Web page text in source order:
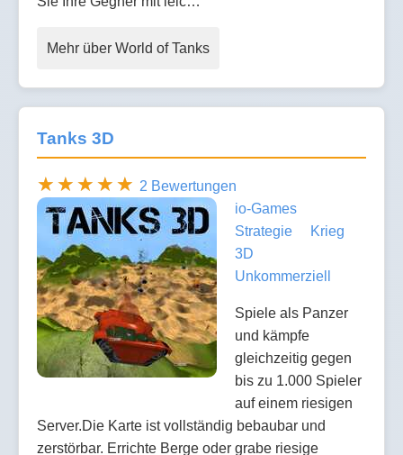
Mehr über World of Tanks
Tanks 3D
2 Bewertungen
io-Games
Strategie
Krieg
3D
Unkommerziell
Spiele als Panzer
und kämpfe
gleichzeitig gegen
bis zu 1.000 Spieler
auf einem riesigen
Server.Die Karte ist vollständig bebaubar und
zerstörbar. Errichte Berge oder grabe riesige